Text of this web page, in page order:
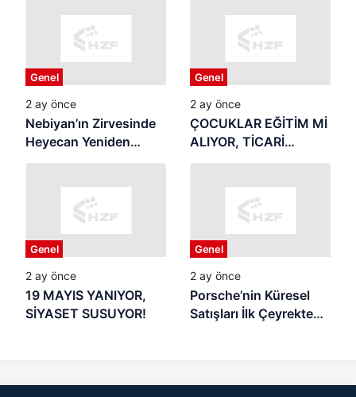
Genel
2 ay önce
Nebiyan’ın Zirvesinde
Heyecan Yeniden
Başlıyor
Genel
2 ay önce
ÇOCUKLAR EĞİTİM Mİ
ALIYOR, TİCARİ
REKLAMIN
OLUYOR? Yaz Tatili
Başladı: Samsun’da
Veliler Endişeli,
Denetim Nerede?
Genel
2 ay önce
19 MAYIS YANIYOR,
SİYASET SUSUYOR!
Genel
2 ay önce
Porsche’nin Küresel
Satışları İlk Çeyrekte